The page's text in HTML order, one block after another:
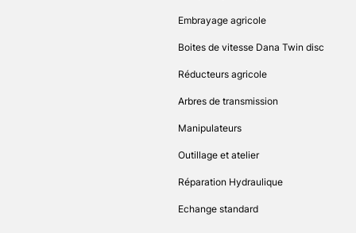
Embrayage agricole
Boites de vitesse Dana Twin disc
Réducteurs agricole
Arbres de transmission
Manipulateurs
Outillage et atelier
Réparation Hydraulique
Echange standard